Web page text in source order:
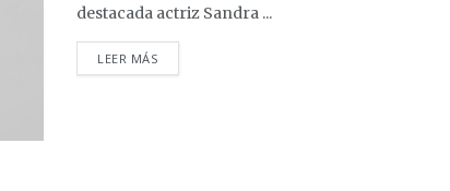
destacada actriz Sandra ...
LEER MÁS